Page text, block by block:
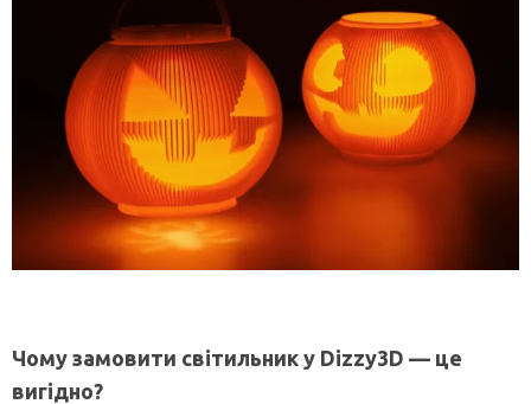
Чому замовити світильник у Dizzy3D — це
вигідно?